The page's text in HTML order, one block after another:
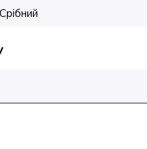
Срібний